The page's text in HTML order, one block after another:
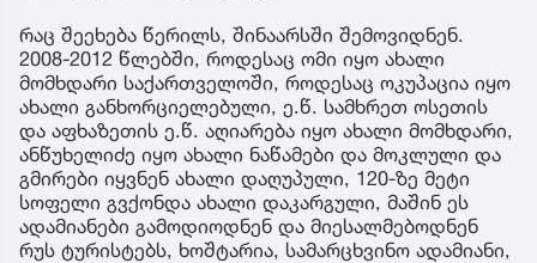
რაც შეეხება წერილს, შინაარსში შემოვიდნენ.
2008-2012 წლებში, როდესაც ომი იყო ახალი
მომხდარი საქართველოში, როდესაც ოკუპაცია იყო
ახალი განხორციელებული, ე.წ. სამხრეთ ოსეთის
და აფხაზეთის ე.წ. აღიარება იყო ახალი მომხდარი,
ანწუხელიძე იყო ახალი ნაწამები და მოკლული და
გმირები იყვნენ ახალი დაღუპული, 120-ზე მეტი
სოფელი გვქონდა ახალი დაკარგული, მაშინ ეს
ადამიანები გამოდიოდნენ და მიესალმებოდნენ
რუს ტურისტებს, ხოშტარია, სამარცხვინო ადამიანი,